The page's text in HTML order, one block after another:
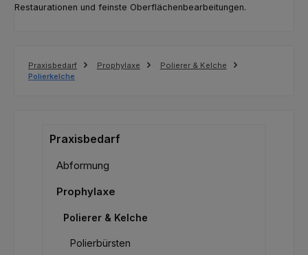
Restaurationen und feinste Oberflächenbearbeitungen.
Praxisbedarf Prophylaxe
Polierer & Kelche
Polierkelche
Praxisbedarf
Abformung
Prophylaxe
Polierer & Kelche
Polierbürsten